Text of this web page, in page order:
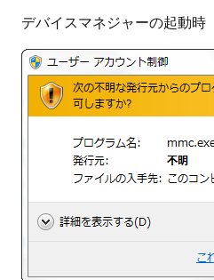
デバイスマネジャーの起動時